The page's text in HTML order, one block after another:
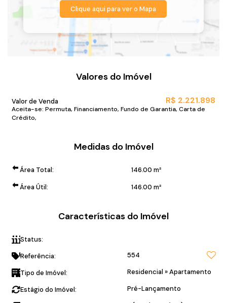
Clique aqui para ver o Mapa
Valores do Imóvel
R$ 2.221.898
Valor de Venda
Aceita-se: Permuta, Financiamento, Fundo de Garantia, Carta de
Crédito,
Medidas do Imóvel
Área Total: 146.00 m²
Área Útil:
146.00 m²
Características do Imóvel
Status:
Referência: 554
Tipo de Imóvel: Residencial »Apartamento
Estágio do Imóvel: Pré-Lançamento